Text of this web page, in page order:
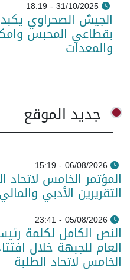
31/10/2025 - 18:19
الجيش الصحراوي يكبد
بقطاعي المحبس
والمعدات
جديد الموقع
06/08/2026 - 15:19
المؤتمر الخامس
التقريرين الأدبي والمالي
05/08/2026 - 23:41
النص الكامل لكلمة
العام للجبهة خلال
الخامس لاتحاد الطلبة